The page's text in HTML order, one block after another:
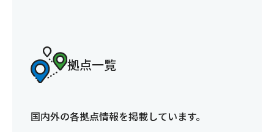
拠点一覧
国内外の各拠点情報を掲載しています。